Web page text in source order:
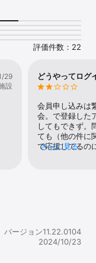
示、
スなどが確認できま
りました！
会員マイページが
できます。
評価件数：22
29
設
どうやってログ
会員申し込みは
会。で登録した
してもできず。
ても（他の件に
で応援してるの
さらに見る
バージョン11.22.0104
2024/10/23